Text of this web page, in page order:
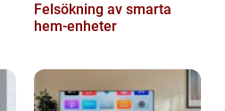
Felsökning av smarta
hem-enheter